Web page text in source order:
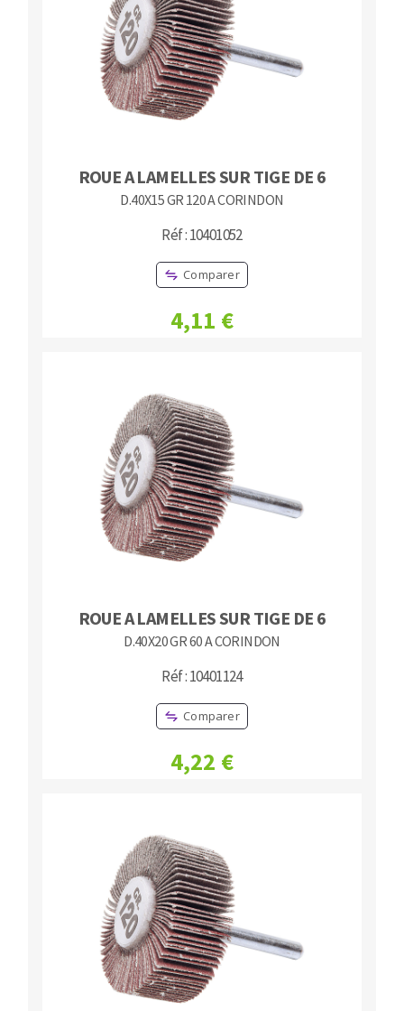
ROUE A LAMELLES SUR TIGE DE 6
D.40X15 GR 120 A CORINDON
Réf : 10401052
Comparer
4,11 €
ROUE A LAMELLES SUR TIGE DE 6
D.40X20 GR 60 A CORINDON
Réf : 10401124
Comparer
4,22 €